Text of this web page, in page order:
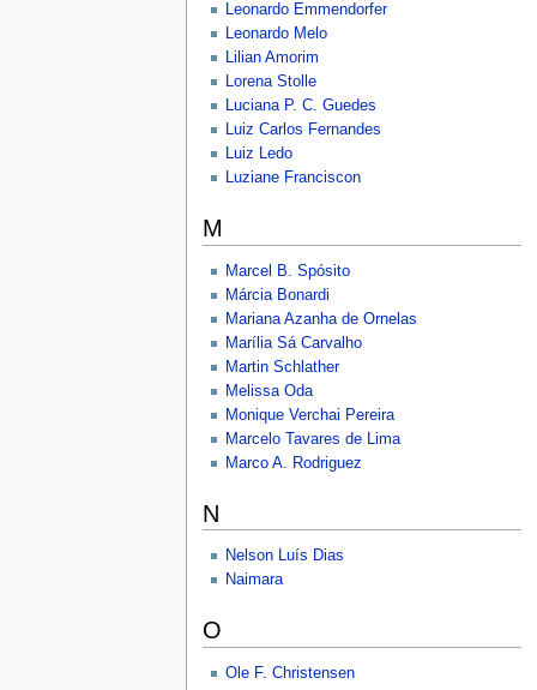
Leonardo Emmendorfer
Leonardo Melo
Lilian Amorim
Lorena Stolle
Luciana P. C. Guedes
Luiz Carlos Fernandes
Luiz Ledo
Luziane Franciscon
M
Marcel B. Spósito
Márcia Bonardi
Mariana Azanha de Ornelas
Marília Sá Carvalho
Martin Schlather
Melissa Oda
Monique Verchai Pereira
Marcelo Tavares de Lima
Marco A. Rodriguez
N
Nelson Luís Dias
Naimara
O
Ole F. Christensen